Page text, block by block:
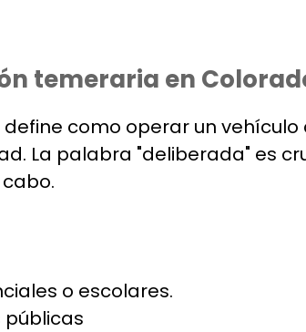
temeraria en
como operar un
La palabra "deliberada" es
o escolares.